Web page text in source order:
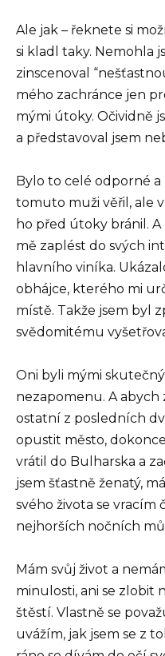
Ale jak – řeknete si
si kladl taky. Nemohla
zinscenoval
mého zachránce jen
mými útoky. Očividně
a představoval jsem
Bylo to celé odporné a
tomuto muži věřil, ale
ho před útoky bránil. A
mě zaplést do svých
hlavního viníka.
obhájce, kterého mi
místě. Takže jsem byl
svědomitému
Oni byli mými
nezapomenu. A
ostatní z posledních
opustit město,
vrátil do Bulharska a
jsem šťastně ženatý,
svého života se vracím
nejhorších nočních
Mám svůj život a
minulosti, ani se zlobit
štěstí. Vlastně se
uvážím, jak jsem se z